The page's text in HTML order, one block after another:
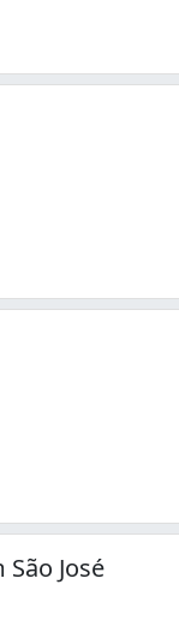
na
José